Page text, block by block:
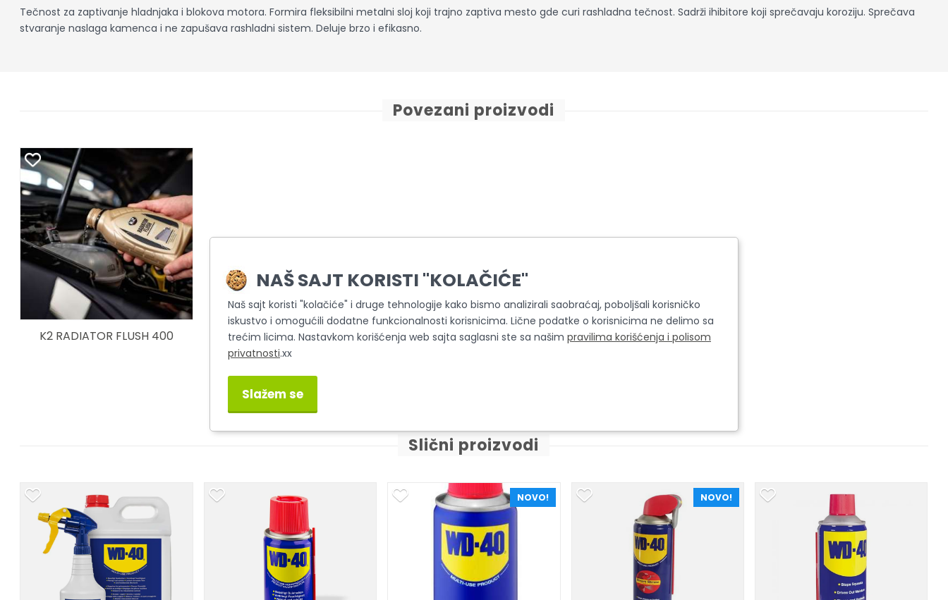
Tečnost za zaptivanje hladnjaka i blokova motora. Formira fleksibilni metalni sloj koji trajno zaptiva mesto gde curi rashladna tečnost. Sadrži ihibitore koji sprečavaju koroziju. Sprečava
stvaranje naslaga kamenca i ne zapušava rashladni sistem. Deluje brzo i efikasno.
Povezani proizvodi
K2 RADIATOR FLUSH 400
Slični proizvodi
NOVO! NOVO!
NAŠ SAJT KORISTI "KOLAČIĆE"
Naš sajt koristi "kolačiće" i druge tehnologije kako bismo analizirali saobraćaj, poboljšali korisničko
iskustvo i omogućili dodatne funkcionalnosti korisnicima. Lične podatke o korisnicima ne delimo sa
trećim licima. Nastavkom korišćenja web sajta saglasni ste sa našim pravilima korišćenja i polisom
privatnosti.xx
Slažem se